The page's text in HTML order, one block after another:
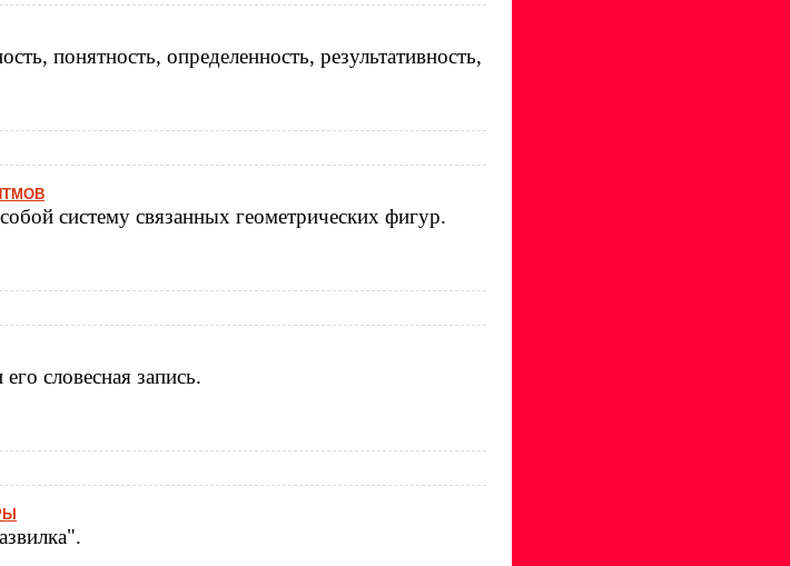
понятность, определенность, результативность,
систему связанных геометрических фигур.
словесная запись.